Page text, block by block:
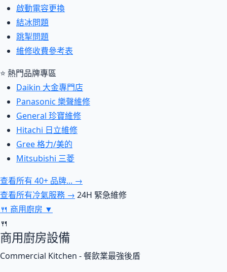
啟動電容更換
結冰問題
跳掣問題
維修收費參考表
⭐ 熱門品牌專區
Daikin 大金專門店
Panasonic 樂聲維修
General 珍寶維修
Hitachi 日立維修
Gree 格力/美的
Mitsubishi 三菱
查看所有 40+ 品牌... →
查看所有冷氣服務 → 24H 緊急維修
🍴 商用廚房 ▼
🍴
商用廚房設備
Commercial Kitchen - 餐飲業最強後盾